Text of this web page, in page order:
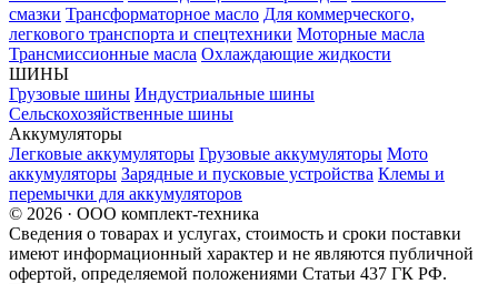
смазки Трансформаторное масло Для коммерческого,
легкового транспорта и спецтехники Моторные масла
Трансмиссионные масла Охлаждающие жидкости
ШИНЫ
Грузовые шины Индустриальные шины
Сельскохозяйственные шины
Аккумуляторы
Легковые аккумуляторы Грузовые аккумуляторы Мото
аккумуляторы Зарядные и пусковые устройства Клемы и
перемычки для аккумуляторов
© 2026 · ООО комплект-техника
Сведения о товарах и услугах, стоимость и сроки поставки
имеют информационный характер и не являются публичной
офертой, определяемой положениями Статьи 437 ГК РФ.